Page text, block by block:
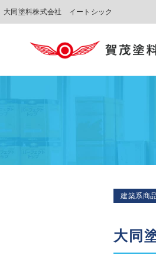
大同塗料株式会社 イートシック
建築系商
大同